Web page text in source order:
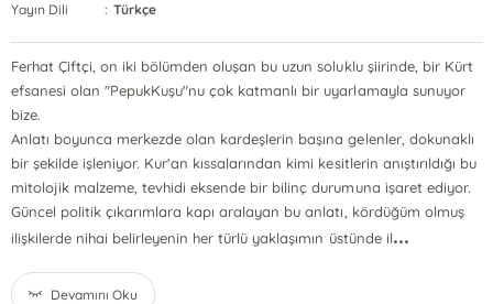
Yayın Dili
: Türkçe
Ferhat Çiftçi, on iki bölümden oluşan bu uzun soluklu şiirinde, bir Kürt
efsanesi olan "PepukKuşu"nu çok katmanlı bir uyarlamayla sunuyor
bize.
Anlatı boyunca merkezde olan kardeşlerin başına gelenler, dokunaklı
bir şekilde işleniyor. Kur'an kıssalarından kimi kesitlerin anıştırıldığı bu
mitolojik malzeme, tevhidi eksende bir bilinç durumuna işaret ediyor.
Güncel politik çıkarımlara kapı aralayan bu anlatı, kördüğüm olmuş
ilişkilerde nihai belirleyenin her türlü yaklaşımın üstünde il...
Devamını Oku